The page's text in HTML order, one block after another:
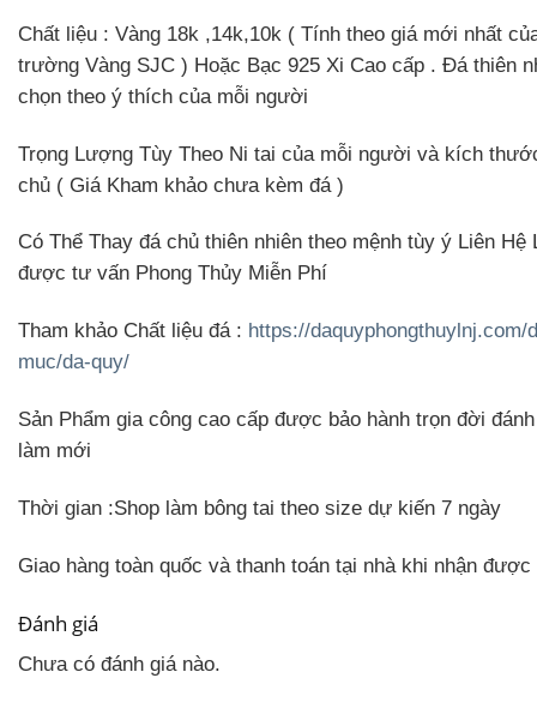
Chất liệu : Vàng 18k ,14k,10k ( Tính theo giá mới nhất
trường Vàng SJC ) Hoặc Bạc 925 Xi Cao cấp . Đá thiên
chọn theo ý thích của mỗi người
Trọng Lượng Tùy Theo Ni tai của mỗi người và kích
chủ ( Giá Kham khảo chưa kèm đá )
Có Thể Thay đá chủ thiên nhiên theo mệnh tùy ý Liên Hệ
được tư vấn Phong Thủy Miễn Phí
Tham khảo Chất liệu đá: https://daquyphongthuylnj.com/
muc/da-quy/
Sản Phẩm gia công cao cấp được bảo hành trọn đời
làm mới
Thời gian :Shop làm bông tai theo size dự kiến 7 ngày
Giao hàng toàn quốc và thanh toán tại nhà khi nhận được
Đánh giá
Chưa có đánh giá nào.